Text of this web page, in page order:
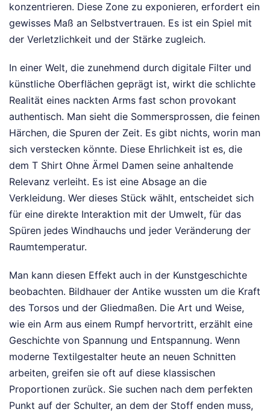
konzentrieren. Diese Zone zu exponieren, erfordert ein
gewisses Maß an Selbstvertrauen. Es ist ein Spiel mit
der Verletzlichkeit und der Stärke zugleich.
In einer Welt, die zunehmend durch digitale Filter und
künstliche Oberflächen geprägt ist, wirkt die schlichte
Realität eines nackten Arms fast schon provokant
authentisch. Man sieht die Sommersprossen, die feinen
Härchen, die Spuren der Zeit. Es gibt nichts, worin man
sich verstecken könnte. Diese Ehrlichkeit ist es, die
dem T Shirt Ohne Ärmel Damen seine anhaltende
Relevanz verleiht. Es ist eine Absage an die
Verkleidung. Wer dieses Stück wählt, entscheidet sich
für eine direkte Interaktion mit der Umwelt, für das
Spüren jedes Windhauchs und jeder Veränderung der
Raumtemperatur.
Man kann diesen Effekt auch in der Kunstgeschichte
beobachten. Bildhauer der Antike wussten um die Kraft
des Torsos und der Gliedmaßen. Die Art und Weise,
wie ein Arm aus einem Rumpf hervortritt, erzählt eine
Geschichte von Spannung und Entspannung. Wenn
moderne Textilgestalter heute an neuen Schnitten
arbeiten, greifen sie oft auf diese klassischen
Proportionen zurück. Sie suchen nach dem perfekten
Punkt auf der Schulter, an dem der Stoff enden muss,